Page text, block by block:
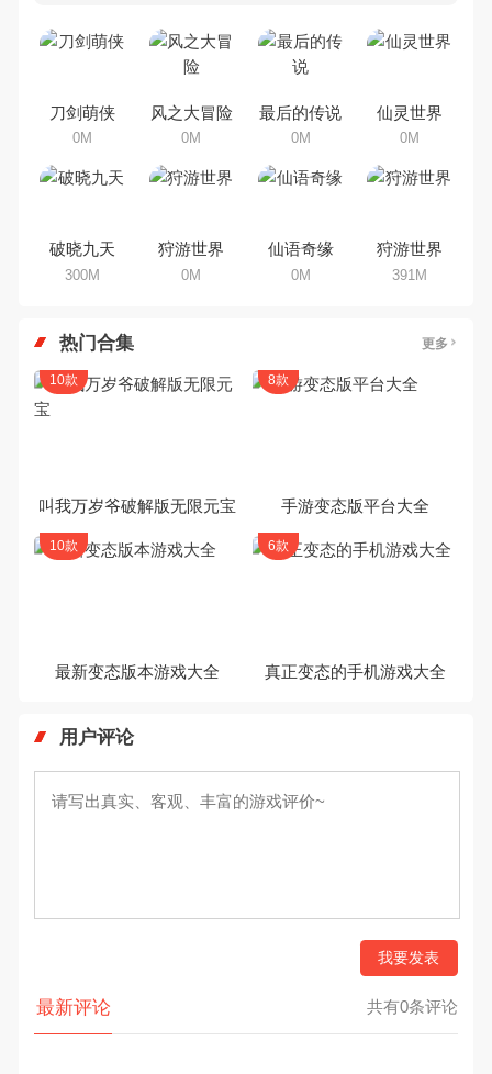
色手机游戏有哪些呢？游戏今天，
乐途下载站小编芒果味的怪咖给大
集，欢迎大家前来选择下载体验
刀剑萌侠
0M
风之大冒险
0M
最后的传说
0M
仙灵世界
0M
破晓九天
300M
狩游世界
0M
仙语奇缘
0M
狩游世界
391M
热门合集 更多
叫我万岁爷破解版无限元宝
10款
手游变态版平台大全
8款
最新变态版本游戏大全
10款
真正变态的手机游戏大全
6款
用户评论
我要发表
最新评论 共有0条评论